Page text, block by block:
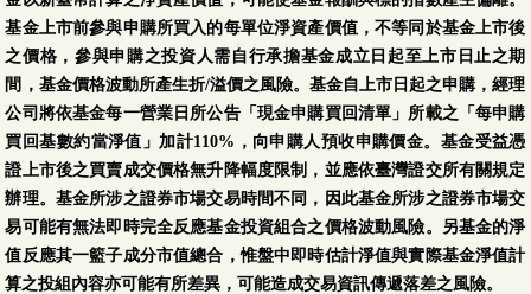
基金上市前參與申購所買入的每單位淨資產價值，不等同於基金上市後
之價格，參與申購之投資人需自行承擔基金成立日起至上市日止之期
間，基金價格波動所產生折/溢價之風險。基金自上市日起之申購，經理
公司將依基金每一營業日所公告「現金申購買回清單」所載之「每申購
買回基數約當淨值」加計110%，向申購人預收申購價金。基金受益憑
證上市後之買賣成交價格無升降幅度限制，並應依臺灣證交所有關規定
辦理。基金所涉之證券市場交易時間不同，因此基金所涉之證券市場交
易可能有無法即時完全反應基金投資組合之價格波動風險。另基金的淨
值反應其一籃子成分市值總合，惟盤中即時估計淨值與實際基金淨值計
算之投組內容亦可能有所差異，可能造成交易資訊傳遞落差之風險。